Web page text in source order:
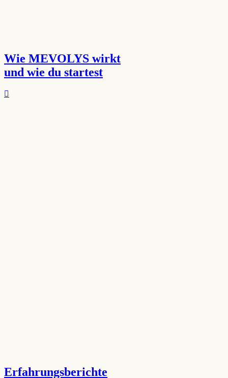
Wie MEVOLYS wirkt
und wie du startest
Erfahrungsberichte